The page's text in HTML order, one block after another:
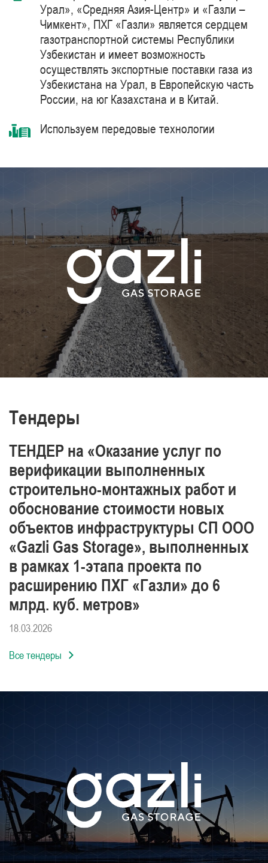
Урал», «Средняя Азия-Центр» и «Газли –
Чимкент», ПХГ «Газли» является сердцем
газотранспортной системы Республики
Узбекистан и имеет возможность
осуществлять экспортные поставки газа из
Узбекистана на Урал, в Европейскую часть
России, на юг Казахстана и в Китай.
Используем передовые технологии
агрегатов единичной мощностью 41 МВт
производства компании Siemens Energy –
мирового лидера в области поставки
продуктов, решений, систем и технологий
для добычи, переработки и
транспортировки нефти и газа,
производства энергии и тепла
Постоянно повышаем уровень знаний и
обеспечиваем промышленную
безопасность, охрану труда и окружающей
среды.
профессионализма наших работников
Тендеры
ТЕНДЕР на «Оказание услуг по
верификации выполненных
строительно-монтажных работ и
обоснование стоимости новых
объектов инфраструктуры СП ООО
«Gazli Gas Storage», выполненных
в рамках 1-этапа проекта по
расширению ПХГ «Газли» до 6
млрд. куб. метров»
18.03.2026
Все тендеры